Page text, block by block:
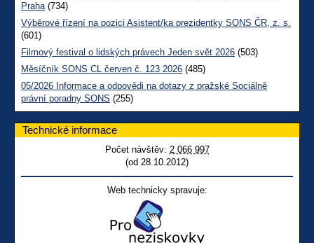
Praha(734)
Výběrové řízení na pozici Asistent/ka prezidentky SONS ČR, z. s.
(601)
Filmový festival o lidských právech Jeden svět 2026 (503)
Měsíčník SONS CL červen č. 123 2026 (485)
05/2026 Informace a odpovědi na dotazy z pražské Sociálně
právní poradny SONS (255)
Technické informace
Počet návštěv: 2 066 997
(od 28.10.2012)
Web technicky spravuje: